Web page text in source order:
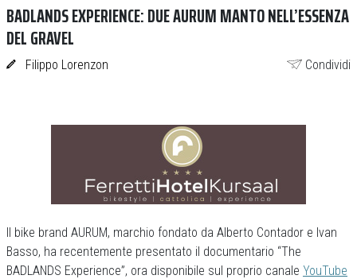
BADLANDS EXPERIENCE: DUE AURUM MANTO NELL’ESSENZA
DEL GRAVEL
Filippo Lorenzon Condividi
Il bike brand AURUM, marchio fondato da Alberto Contador e Ivan
Basso, ha recentemente presentato il documentario “The
BADLANDS Experience”, ora disponibile sul proprio canale YouTube